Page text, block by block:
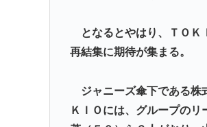
となるとやはり、ＴＯＫ
再結集に期待が集まる。
ジャニーズ傘下である株
ＫＩＯには、グループのリ